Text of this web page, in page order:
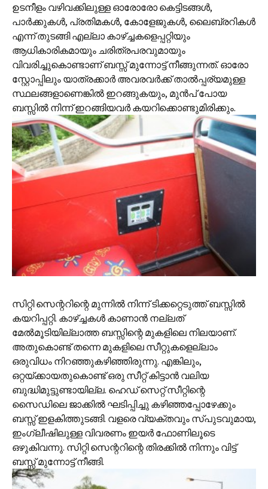
ഉടനീളം വഴിവക്കിലുള്ള ഓരോരോ കെട്ടിടങ്ങള്‍,
പാര്‍ക്കുകള്‍, പ്രതിമകള്‍, കോളേജുകള്‍, ലൈബ്രറികള്‍
എന്ന് തുടങ്ങി എല്ലാ കാഴ്ച്ചകളെപ്പറ്റിയും
ആധികാരികമായും ചരിത്രപരവുമായും
വിവരിച്ചുകൊണ്ടാണ് ബസ്സ് മുന്നോട്ട് നീങ്ങുന്നത്. ഓരോ
സ്റ്റോപ്പിലും യാത്രക്കാര്‍ അവരവര്‍ക്ക് താല്‍പ്പര്യമുള്ള
സ്ഥലങ്ങളാണെങ്കില്‍ ഇറങ്ങുകയും, മുന്‍പ് പോയ
ബസ്സില്‍ നിന്ന് ഇറങ്ങിയവര്‍ കയറിക്കൊണ്ടുമിരിക്കും.
സിറ്റി സെന്ററിന്റെ മുന്നില്‍ നിന്ന് ടിക്കറ്റെടുത്ത് ബസ്സില്‍
കയറിപ്പറ്റി. കാഴ്ച്ചകള്‍ കാണാന്‍ നല്ലത്
മേല്‍മൂടിയില്ലാത്ത ബസ്സിന്റെ മുകളിലെ നിലയാണ്.
അതുകൊണ്ട് തന്നെ മുകളിലെ സീറ്റുകളെല്ലാം
ഒരുവിധം നിറഞ്ഞുകഴിഞ്ഞിരുന്നു. എങ്കിലും,
ഒറ്റയ്ക്കായതുകൊണ്ട് ഒരു സീറ്റ് കിട്ടാന്‍ വലിയ
ബുദ്ധിമുട്ടുണ്ടായില്ല. ഹെഡ് സെറ്റ് സീറ്റിന്റെ
സൈഡിലെ ജാക്കില്‍ ഘടിപ്പിച്ചു കഴിഞ്ഞപ്പോഴേക്കും
ബസ്സ് ഇളകിത്തുടങ്ങി. വളരെ വ്യക്തവും സ്പുടവുമായ,
ഇംഗ്ലീഷിലുള്ള വിവരണം ഇയര്‍ ഫോണിലൂടെ
ഒഴുകിവന്നു. സിറ്റി സെന്ററിന്റെ തിരക്കില്‍ നിന്നും വിട്ട്
ബസ്സ് മുന്നോട്ട് നീങ്ങി.